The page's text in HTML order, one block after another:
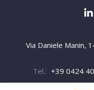
Via Daniele Manin,
Tel.: +39 0424